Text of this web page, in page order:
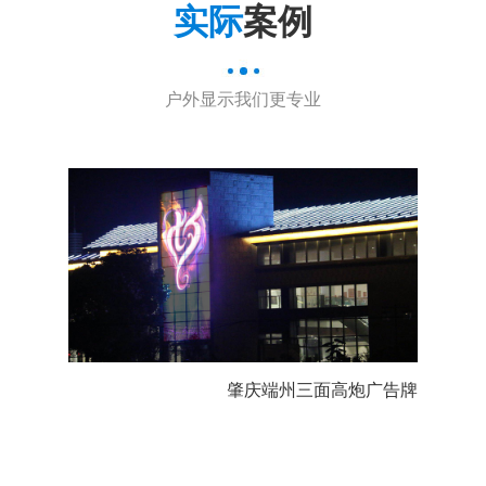
实际案例
户外显示我们更专业
肇庆端州三面高炮广告牌